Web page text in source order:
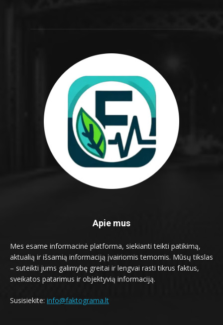
Apie mus
Mes esame informacinė platforma, siekianti teikti patikimą,
aktualią ir išsamią informaciją įvairiomis temomis. Mūsų tikslas
– suteikti jums galimybę greitai ir lengvai rasti tikrus faktus,
sveikatos patarimus ir objektyvią informaciją.
Susisiekite: info@faktograma.lt